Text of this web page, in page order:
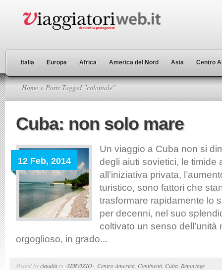
Italia Europa Africa America del Nord Asia Centro
Home » Posts Tagged "coloniale"
Cuba: non solo mare
12 Feb, 2014
Un viaggio a Cuba non si
degli aiuti sovietici, le timide
all’iniziativa privata,
turistico, sono fattori che
trasformare rapidamente lo
per decenni, nel suo
coltivato un senso dell’unità
orgoglioso, in grado...
Posted byclaudia in -SERVIZIO- Centro America Continenti, Cuba Reportage